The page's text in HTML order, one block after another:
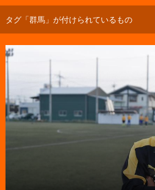
タグ「群馬」が付けられているもの